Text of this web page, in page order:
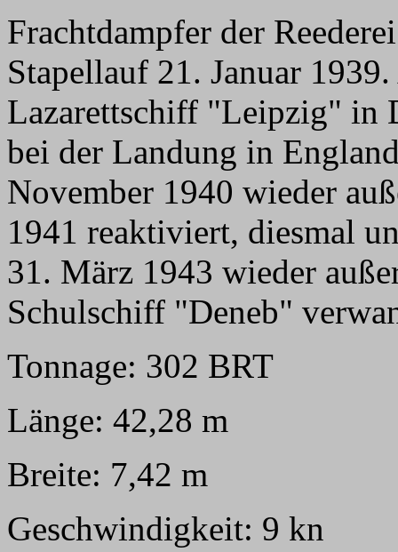
Frachtdampfer der
Stapellauf 21. Januar
Lazarettschiff "Leipzig" in
bei der Landung in
November 1940 wieder
1941 reaktiviert, diesmal
31. März 1943 wieder
Schulschiff "Deneb"
Tonnage: 302 BRT
Länge: 42,28 m
Breite: 7,42 m
Geschwindigkeit: 9 kn